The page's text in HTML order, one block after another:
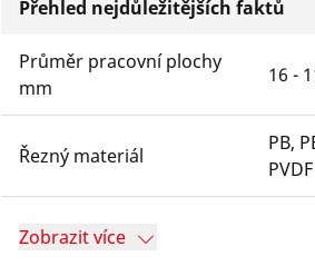
Přehled nejdůležitějších faktů
Průměr pracovní plochy
mm
16 -
Řezný materiál
PB,
PVDF
Zobrazit více